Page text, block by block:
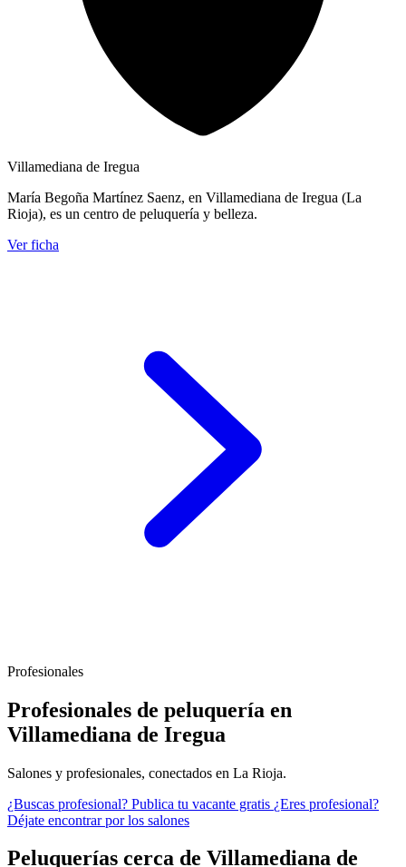
Villamediana de Iregua
María Begoña Martínez Saenz, en Villamediana de Iregua (La
Rioja), es un centro de peluquería y belleza.
Ver ficha
Profesionales
Profesionales de peluquería en
Villamediana de Iregua
Salones y profesionales, conectados en La Rioja.
¿Buscas profesional? Publica tu vacante gratis ¿Eres profesional?
Déjate encontrar por los salones
Peluquerías cerca de Villamediana de